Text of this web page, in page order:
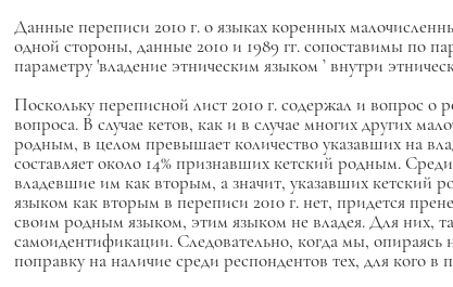
Данные переписи 2010 г. о языках коренных
одной стороны, данные 2010 и 1989 гг. сопоставимы по
параметру'владение этническим языком ’ внутри
Поскольку переписной лист 2010 г. содержал и вопрос
вопроса. В случае кетов, как и в случае многих других
родным, в целом превышает количество указавших на
составляет около 14% признавших кетский родным.
владевшие им как вторым, а значит, указавших кетский
языком как вторым в переписи 2010 г. нет, придется
своим родным языком, этим языком не владея. Для них,
самоидентификации. Следовательно, когда мы, опираясь
поправку на наличие среди респондентов тех, для кого